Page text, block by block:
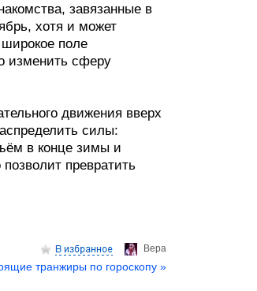
завязанные в
хотя и может
поле
изменить сферу
движения вверх
силы:
в конце зимы и
превратить
Верa
транжиры по гороскопу »